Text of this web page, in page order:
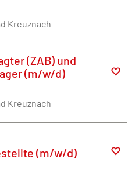
Kreuznach
(ZAB) und
(m/w/d)
Kreuznach
(m/w/d)